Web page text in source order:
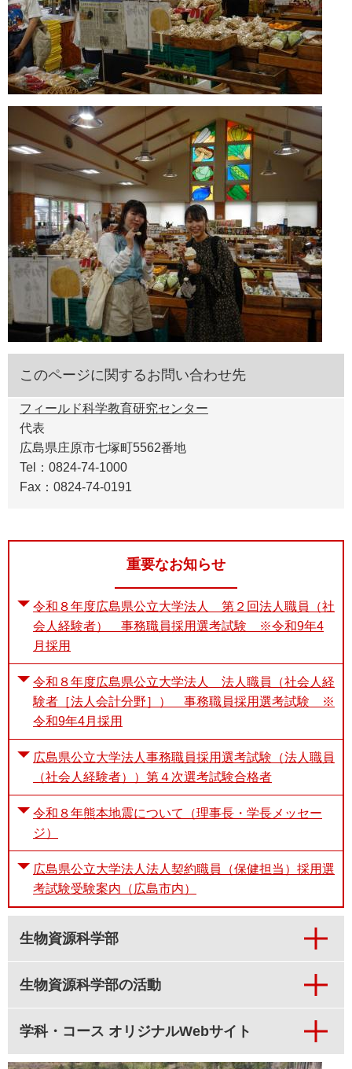
このページに関するお問い合わせ先
フィールド科学教育研究センター
代表
広島県庄原市七塚町5562番地
Tel：0824-74-1000
Fax：0824-74-0191
重要なお知らせ
令和８年度広島県公立大学法人 第２回法人職員（社
会人経験者） 事務職員採用選考試験 ※令和9年4
月採用
令和８年度広島県公立大学法人 法人職員（社会人経
験者［法人会計分野］） 事務職員採用選考試験 ※
令和9年4月採用
広島県公立大学法人事務職員採用選考試験（法人職員
（社会人経験者））第４次選考試験合格者
令和８年熊本地震について（理事長・学長メッセー
ジ）
広島県公立大学法人法人契約職員（保健担当）採用選
考試験受験案内（広島市内）
生物資源科学部
生物資源科学部の活動
学科・コース オリジナルWebサイト